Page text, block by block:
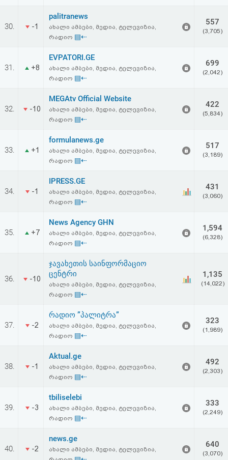
30. -1
palitranews
ახალი ამბები, მედია, ტელევიზია,
რადიო ▤⇠
557
(3,705)
31. +8
EVPATORI.GE
ახალი ამბები, მედია, ტელევიზია,
რადიო ▤⇠
699
(2,042)
32. -10
MEGAtv Official Website
ახალი ამბები, მედია, ტელევიზია,
რადიო ▤⇠
422
(5,834)
33. +1
formulanews.ge
ახალი ამბები, მედია, ტელევიზია,
რადიო ▤⇠
517
(3,189)
34. -1
IPRESS.GE
ახალი ამბები, მედია, ტელევიზია,
რადიო ▤⇠
431
(3,060)
35. +7
News Agency GHN
ახალი ამბები, მედია, ტელევიზია,
რადიო ▤⇠
1,594
(6,328)
36. -10
ჯავახეთის საინფორმაციო
ცენტრი
ახალი ამბები, მედია, ტელევიზია,
რადიო ▤⇠
1,135
(14,022)
37. -2
რადიო ”პალიტრა”
ახალი ამბები, მედია, ტელევიზია,
რადიო ▤⇠
323
(1,989)
38. -1
Aktual.ge
ახალი ამბები, მედია, ტელევიზია,
რადიო ▤⇠
492
(2,303)
39. -3
tbiliselebi
ახალი ამბები, მედია, ტელევიზია,
რადიო ▤⇠
333
(2,249)
40. -2
news.ge
ახალი ამბები, მედია, ტელევიზია,
640
(3,070)